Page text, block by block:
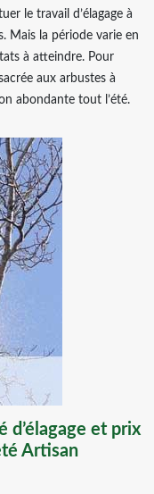
le travail d’élagage à
Mais la période varie en
à atteindre. Pour
aux arbustes à
abondante tout l’été.
d’élagage et prix
Artisan